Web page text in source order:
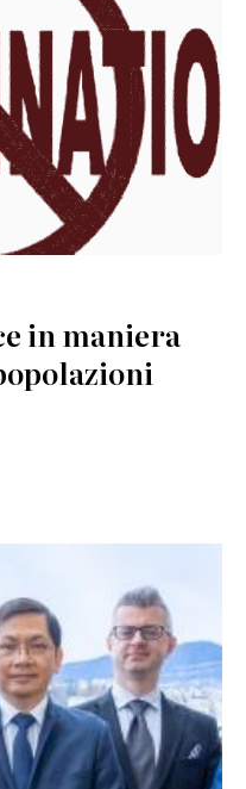
in maniera